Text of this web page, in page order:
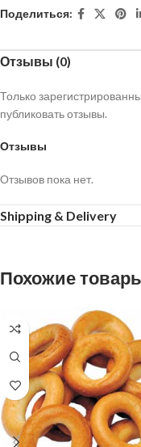
Поделиться:
Отзывы (0)
Отзывы
Отзывов пока нет.
Только
публиковать отзывы.
Shipping & Delivery
Похожие